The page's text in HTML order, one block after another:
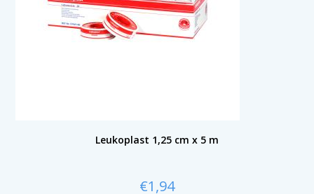
Leukoplast 1,25 cm x 5 m
€1,94